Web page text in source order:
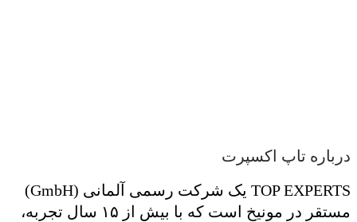
درباره تاپ اکسپرت
TOP EXPERTS یک شرکت رسمی آلمانی (GmbH)
مستقر در مونیخ است که با بیش از ۱۵ سال تجربه،